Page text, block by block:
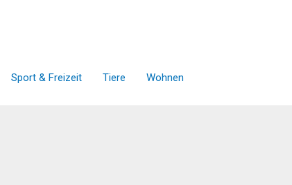
Sport & Freizeit Tiere Wohnen